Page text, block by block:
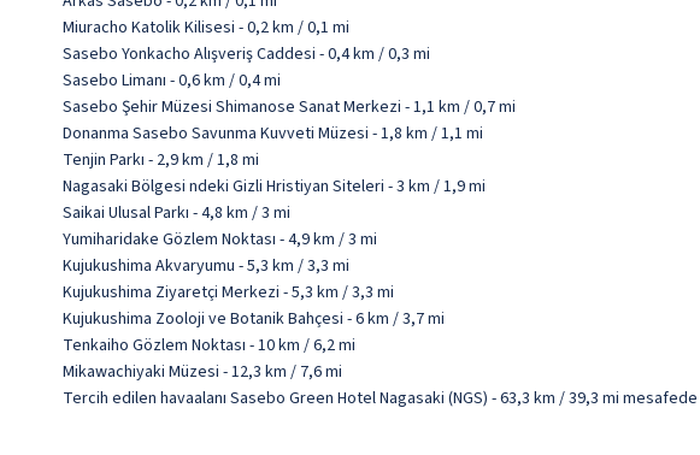
Miuracho Katolik Kilisesi - 0,2 km / 0,1 mi
Sasebo Yonkacho Alışveriş Caddesi - 0,4 km / 0,3 mi
Sasebo Limanı - 0,6 km / 0,4 mi
Sasebo Şehir Müzesi Shimanose Sanat Merkezi - 1,1 km / 0,7 mi
Donanma Sasebo Savunma Kuvveti Müzesi - 1,8 km / 1,1 mi
Tenjin Parkı - 2,9 km / 1,8 mi
Nagasaki Bölgesi ndeki Gizli Hristiyan Siteleri - 3 km / 1,9 mi
Saikai Ulusal Parkı - 4,8 km / 3 mi
Yumiharidake Gözlem Noktası - 4,9 km / 3 mi
Kujukushima Akvaryumu - 5,3 km / 3,3 mi
Kujukushima Ziyaretçi Merkezi - 5,3 km / 3,3 mi
Kujukushima Zooloji ve Botanik Bahçesi - 6 km / 3,7 mi
Tenkaiho Gözlem Noktası - 10 km / 6,2 mi
Mikawachiyaki Müzesi - 12,3 km / 7,6 mi
Tercih edilen havaalanı Sasebo Green Hotel Nagasaki (NGS) - 63,3 km / 39,3 mi mesafede